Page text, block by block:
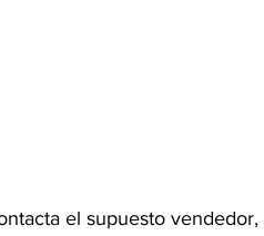
el supuesto vendedor,